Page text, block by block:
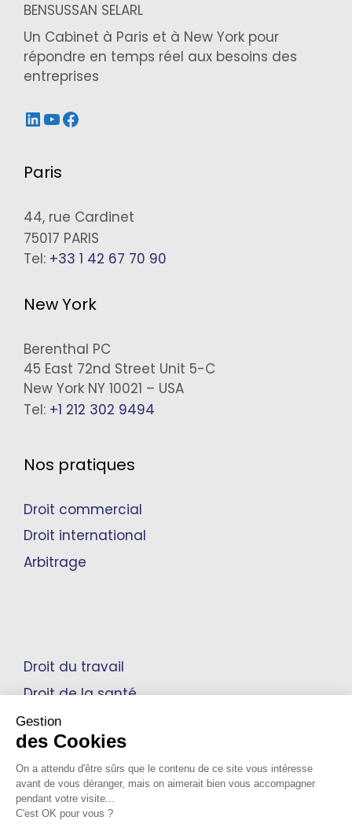
BENSUSSAN SELARL
Un Cabinet à Paris et à New York pour
répondre en temps réel aux besoins des
entreprises
LinkedIn
YouTube
Facebook
Paris
44, rue Cardinet
75017 PARIS
Tel: +33 1 42 67 70 90
New York
Berenthal PC
45 East 72nd Street Unit 5-C
New York NY 10021 – USA
Tel: +1 212 302 9494
Nos pratiques
Droit commercial
Droit international
Arbitrage
Droit du travail
Droit de la santé
Propriété intellectuelle
Notre Politique de confidentialité
Gestion
des Cookies
On a attendu d'être sûrs que le contenu de ce site vous intéresse
avant de vous déranger, mais on aimerait bien vous accompagner
pendant votre visite...
C'est OK pour vous ?